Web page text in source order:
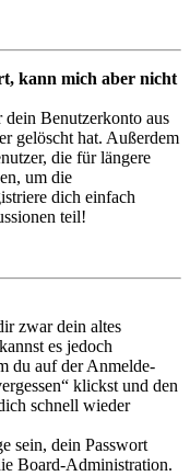
kann mich aber nicht
dein Benutzerkonto aus
gelöscht hat. Außerdem
die für längere
um die
dich einfach
teil!
zwar dein altes
es jedoch
du auf der Anmelde-
klickst und den
schnell wieder
sein, dein Passwort
Board-Administration.